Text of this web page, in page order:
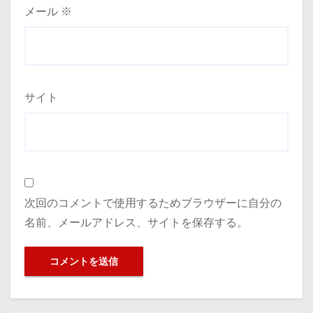
メール ※
サイト
次回のコメントで使用するためブラウザーに自分の
名前、メールアドレス、サイトを保存する。